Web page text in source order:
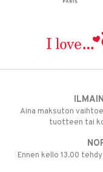
Aina maksuton
tuotteen tai
Ennen kello 13.00